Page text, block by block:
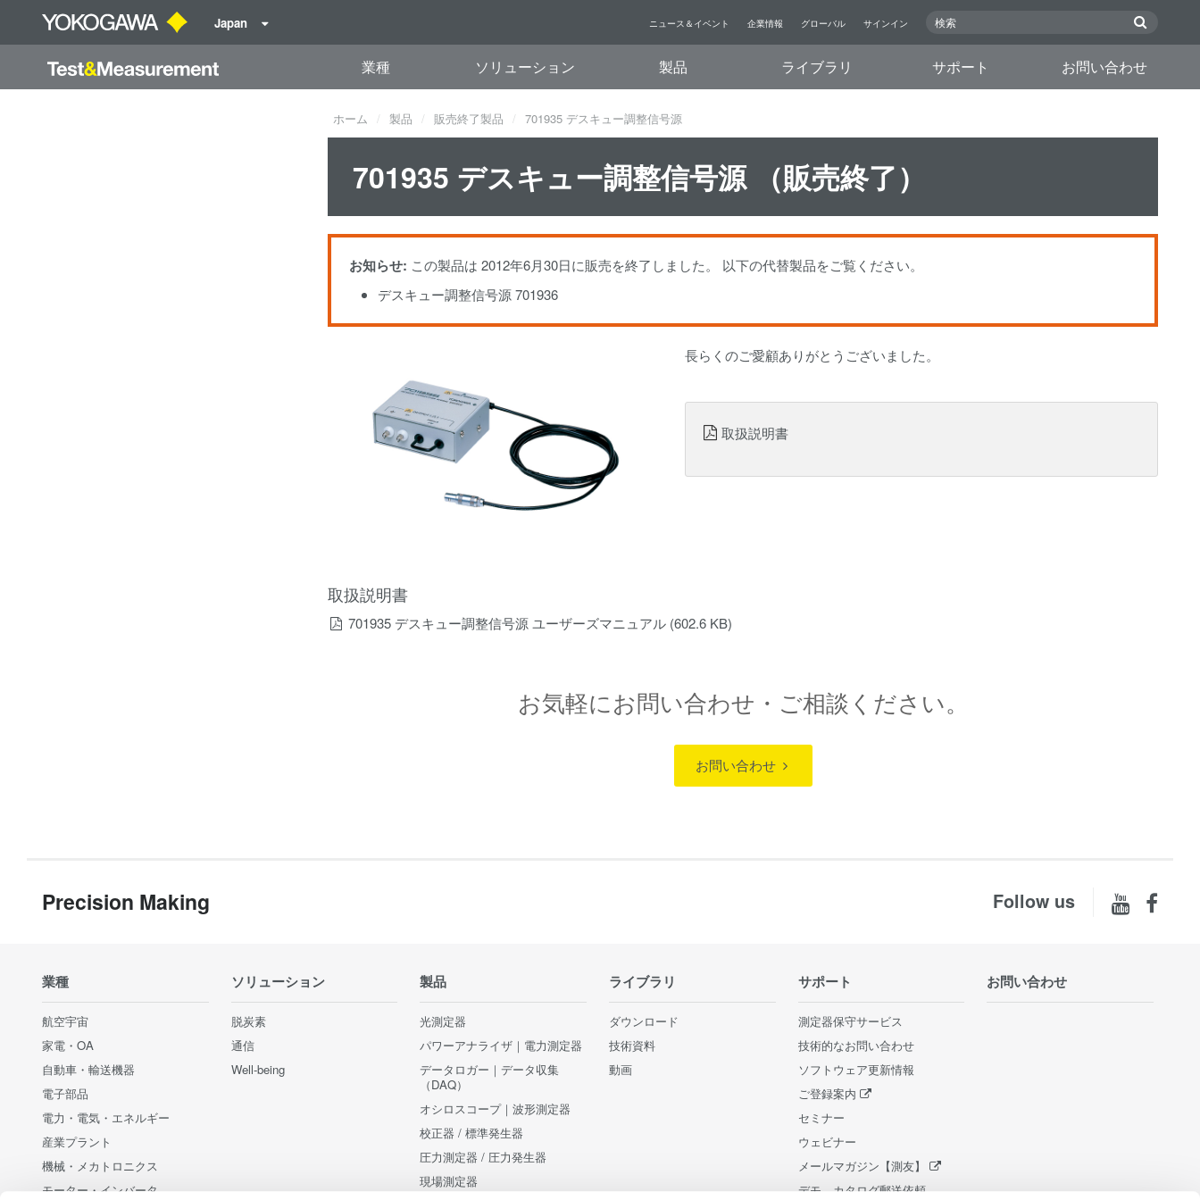
Japan ニュース＆イベント 企業情報 グローバル サインイン
業種 ソリューション 製品 ライブラリ サポート お問い合わせ
ホーム 製品 販売終了製品 701935 デスキュー調整信号源
701935 デスキュー調整信号源 （販売終了）
お知らせ: この製品は 2012年6月30日に販売を終了しました。 以下の代替製品をご覧ください。
デスキュー調整信号源 701936
長らくのご愛顧ありがとうございました。
取扱説明書
取扱説明書
701935 デスキュー調整信号源 ユーザーズマニュアル (602.6 KB)
お気軽にお問い合わせ・ご相談ください。
お問い合わせ
Precision Making Follow us
業種
航空宇宙
家電・OA
自動車・輸送機器
電子部品
電力・電気・エネルギー
産業プラント
機械・メカトロニクス
モーター・インバータ
ソリューション
脱炭素
通信
Well-being
製品
光測定器
パワーアナライザ｜電力測定器
データロガー｜データ収集
（DAQ）
オシロスコープ｜波形測定器
校正器 / 標準発生器
圧力測定器 / 圧力発生器
現場測定器
ライブラリ
ダウンロード
技術資料
動画
サポート
測定器保守サービス
技術的なお問い合わせ
ソフトウェア更新情報
ご登録案内
セミナー
ウェビナー
メールマガジン【測友】
デモ、カタログ郵送依頼
お問い合わせ